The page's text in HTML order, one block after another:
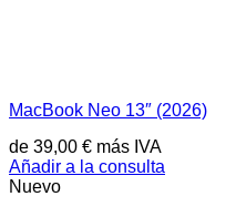
MacBook Neo 13″ (2026)
de 39,00 € más IVA
Añadir a la consulta
Nuevo